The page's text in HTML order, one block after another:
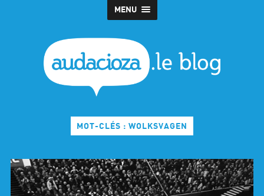
MENU
MOT-CLÉS : WOLKSVAGEN